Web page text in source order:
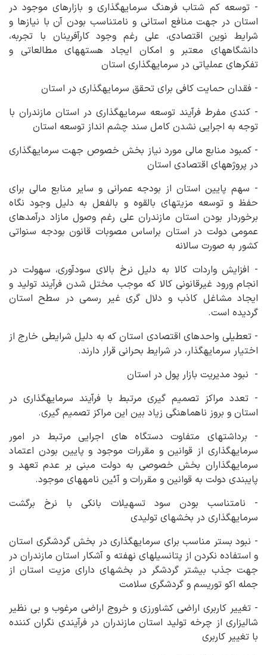
- توسعه کم شتاب فرهنگ سرمایه‏گذاری و بازارهای موجود در
استان در جهت منافع استانی و نامتناسب بودن آن با نیازها و
شرایط نوین اقتصادی، علی رغم وجود کارآفرینان با تجربه،
دانشگاه‏های معتبر و امکان ایجاد هسته‏های مطالعاتی و
تفکرهای عملیاتی در سرمایه‏گذاری استان
- فقدان حمایت کافی برای تحقق سرمایه‏گذاری در استان
- کندی مفرط فرآیند توسعه سرمایه‏گذاری در استان مازندران با
توجه به اجرایی نشدن کامل سند چشم انداز توسعه استان
- کمبود منابع مالی مورد نیاز بخش خصوص جهت سرمایه‏گذاری
در پروژه‏های اقتصادی استان
- سهم پایین استان از بودجه عمرانی و سایر منابع مالی برای
حفظ و توسعه مزیت‏های بالقوه و بالفعل به دلیل وجود نگاه
برخوردار بودن استان مازندران علی رغم وصول مازاد درآمدهای
عمومی دولت در استان براساس مصوبات قانون بودجه سنواتی
کشور به صورت سالانه
- افزایش واردات کالا به دلیل نرخ بالای سودآوری، سهولت در
انجام ورود غیرقانونی کالا که موجب مختل شدن فرآیند تولید و
ایجاد مشاغل کاذب و دلال گری غیر رسمی در سطح استان
گردیده است.
- تعطیلی واحدهای اقتصادی استان که به دلیل شرایطی خارج از
اختیار سرمایه‏گذار، در شرایط بحرانی قرار دارند.
- نبود مدیریت بازار پول در استان
- تعدد مراکز تصمیم گیری مرتبط با فرآیند سرمایه‏گذاری در
استان و بروز ناهماهنگی زیاد بین این مراکز تصمیم گیری.
- برداشتهای متفاوت دستگاه های اجرایی مرتبط در امور
سرمایه‏گذاری از قوانین و مقررات موجود و پایین بودن اعتماد
سرمایه‏گذاران بخش خصوصی به دولت مبنی بر عدم تعهد و
پایبندی دولت به قوانین و مقررات و آئین نامه‏های موجود.
- نامتناسب بودن سود تسهیلات بانکی با نرخ برگشت
سرمایه‏گذاری در بخش‏های تولیدی
- نبود بستر مناسب برای سرمایه‏گذاری در بخش گردشگری استان
و استفاده نکردن از پتانسیل‏های نهفته و آشکار استان مازندران در
جهت جذب بیشتر گردشگر در بخش‏های دارای مزیت استان از
جمله اکو توریسم و گردشگری سلامت
- تغییر کاربری اراضی کشاورزی و خروج اراضی مرغوب و بی نظیر
شالیزاری از چرخه تولید استان مازندران در فرآیندی نگران کننده
با تغییر کاربری